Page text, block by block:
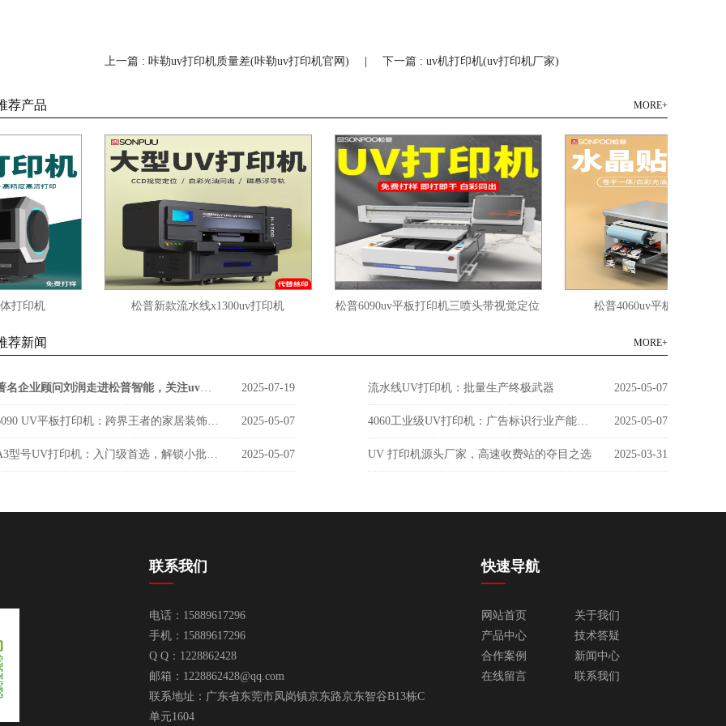
上一篇 : 咔勒uv打印机质量差(咔勒uv打印机官网) 下一篇 : uv机打印机(uv打印机厂家)
荐产品 MORE+
机 松普新款流水线x1300uv打印机 松普6090uv平板打印机三喷头带视觉定位 松普4060uv平板打印机双喷头
荐新闻 MORE+
著名企业顾问刘润走进松普智能，关注uv印刷设备如何借京东智谷”上楼进化“ 2025-07-19 流水线UV打印机：批量生产终极武器 2025-05-07
6090 UV平板打印机：跨界王者的家居装饰新势力 2025-05-07 4060工业级UV打印机：广告标识行业产能革命者 2025-05-07
A3型号UV打印机：入门级首选，解锁小批量定制新商机 2025-05-07 UV 打印机源头厂家，高速收费站的夺目之选 2025-03-31
联系我们
电话：15889617296
手机：15889617296
Q Q：1228862428
邮箱： 1228862428@qq.com
联系地址：广东省东莞市凤岗镇京东路京东智谷B13栋C
单元1604
快速导航
网站首页
关于我们
产品中心
技术答疑
合作案例
新闻中心
在线留言
联系我们